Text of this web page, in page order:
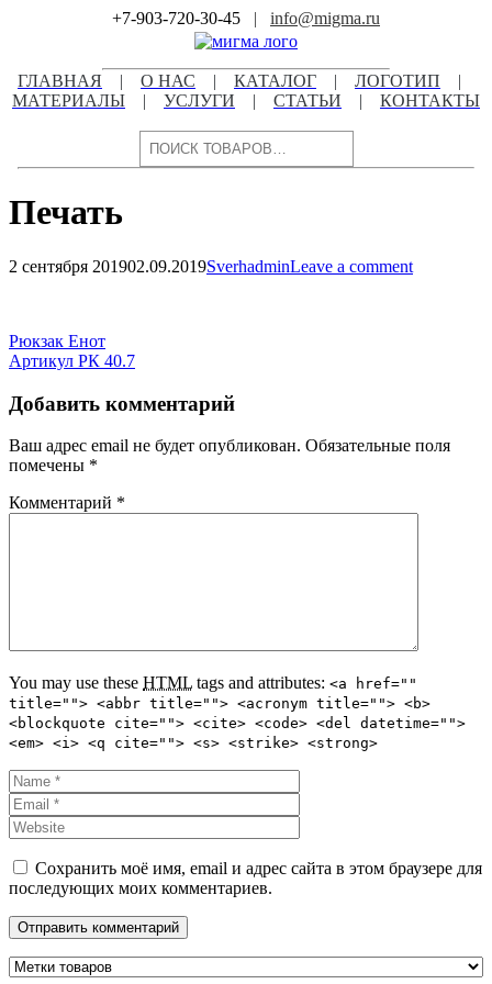
+7-903-720-30-45 | info@migma.ru
ГЛАВНАЯ | О НАС | КАТАЛОГ | ЛОГОТИП
|
МАТЕРИАЛЫ
| УСЛУГИ | СТАТЬИ | КОНТАКТЫ
Поиск
Печать
2 сентября 201902.09.2019SverhadminLeave a comment
записям
Навигация
по
записям
Рюкзак Енот
Артикул РК 40.7
Добавить комментарий
Ваш адрес email не будет опубликован. Обязательные поля
помечены *
Комментарий *
You may use these HTML tags and attributes: <a href=""
title=""> <abbr title=""> <acronym title=""> <b>
<blockquote cite=""> <cite> <code> <del datetime="">
<em> <i> <q cite=""> <s> <strike> <strong>
Сохранить моё имя, email и адрес сайта в этом браузере для
последующих моих комментариев.